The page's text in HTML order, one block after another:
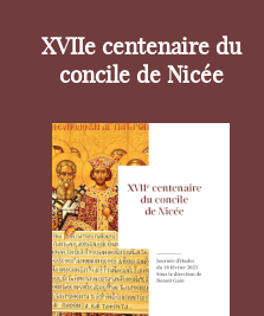
XVIIe centenaire du
concile de Nicée